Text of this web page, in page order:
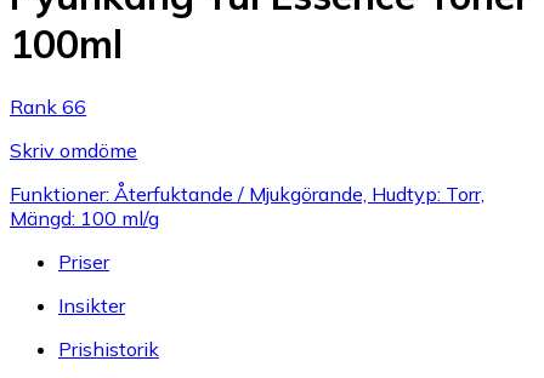
100ml
Rank 66
Skriv omdöme
Funktioner: Återfuktande / Mjukgörande, Hudtyp: Torr,
Mängd: 100 ml/g
Priser
Insikter
Prishistorik